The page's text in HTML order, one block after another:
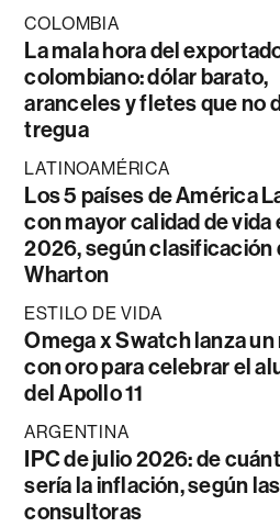
COLOMBIA
La mala hora del
colombiano: dólar barato,
aranceles y fletes que no
tregua
LATINOAMÉRICA
Los 5 países de América
con mayor calidad de vida
2026, según clasificación
Wharton
ESTILO DE VIDA
Omega x Swatch lanza un
con oro para celebrar el
del Apollo 11
ARGENTINA
IPC de julio 2026: de
sería la inflación, según las
consultoras